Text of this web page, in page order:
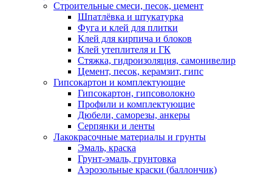
Строительные смеси, песок, цемент
Шпатлёвка и штукатурка
Фуга и клей для плитки
Клей для кирпича и блоков
Клей утеплителя и ГК
Стяжка, гидроизоляция, самонивелир
Цемент, песок, керамзит, гипс
Гипсокартон и комплектующие
Гипсокартон, гипсоволокно
Профили и комплектующие
Дюбели, саморезы, анкеры
Серпянки и ленты
Лакокрасочные материалы и грунты
Эмаль, краска
Грунт-эмаль, грунтовка
Аэрозольные краски (баллончик)